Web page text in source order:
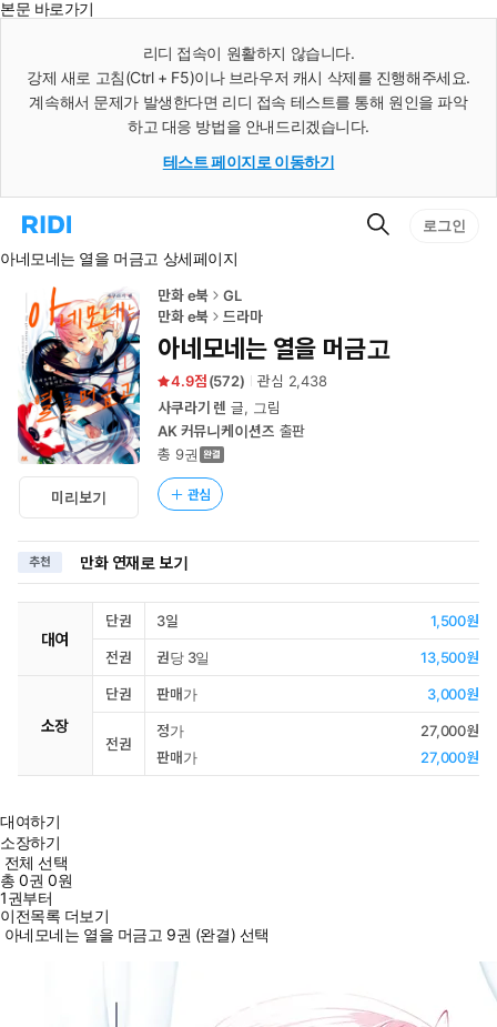
본문 바로가기
리디 접속이 원활하지 않습니다.
강제 새로 고침(Ctrl + F5)이나 브라우저 캐시 삭제를 진행해주세요.
계속해서 문제가 발생한다면 리디 접속 테스트를 통해 원인을 파악
하고 대응 방법을 안내드리겠습니다.
테스트 페이지로 이동하기
리
홈
이
동
검
로그인
아네모네는 열을 머금고 상세페이지
미리보기
만화 e북
GL
만화 e북
드라마
아네모네는 열을 머금고
4.9 (572) 관심 2,438
사쿠라기 렌 글, 그림
AK 커뮤니케이션즈 출판
총 9권
관심
추천 만화 연재로 보기
대여
단권 3일 1,500원
전권 권당 3일 13,500원
소장
단권 판매가 3,000원
전권
정가
27,000원
판매가
27,000원
대여하기
소장하기
전체 선택
총0권 0원
1권부터
이전목록 더보기
아네모네는 열을 머금고 9권 (완결) 선택